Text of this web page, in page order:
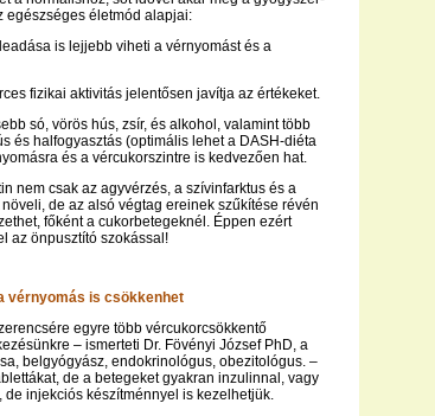
egészséges életmód alapjai:
is lejjebb viheti a vérnyomást és a
fizikai aktivitás jelentősen javítja az értékeket.
só, vörös hús, zsír, és alkohol, valamint több
és halfogyasztás (optimális lehet a DASH-diéta
és a vércukorszintre is kedvezően hat.
nem csak az agyvérzés, a szívinfarktus és a
de az alsó végtag ereinek szűkítése révén
főként a cukorbetegeknél. Éppen ezért
az önpusztító szokással!
vérnyomás is csökkenhet
egyre több vércukorcsökkentő
– ismerteti Dr. Fövényi József PhD, a
belgyógyász, endokrinológus, obezitológus. –
de a betegeket gyakran inzulinnal, vagy
injekciós készítménnyel is kezelhetjük.